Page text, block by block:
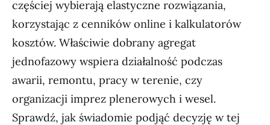
częściej wybierają elastyczne rozwiązania,
korzystając z cenników online i kalkulatorów
kosztów. Właściwie dobrany agregat
jednofazowy wspiera działalność podczas
awarii, remontu, pracy w terenie, czy
organizacji imprez plenerowych i wesel.
Sprawdź, jak świadomie podjąć decyzję w tej